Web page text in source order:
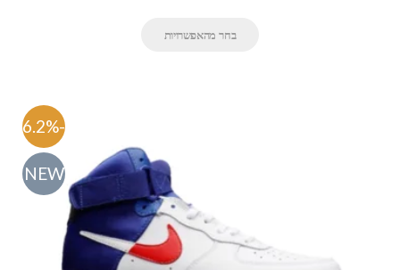
בחר מהאפשרויות
-46.2%
NEW